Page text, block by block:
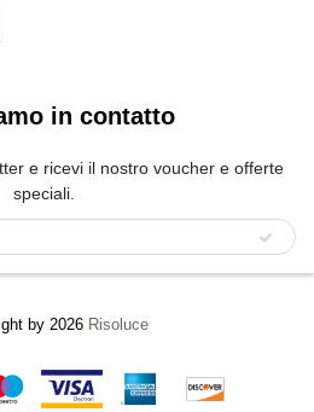
in contatto
e ricevi il nostro voucher e offerte
speciali.
by 2026 Risoluce